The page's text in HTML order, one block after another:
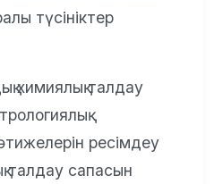
түсініктер
химиялық талдау
ресімдеу
талдау сапасын